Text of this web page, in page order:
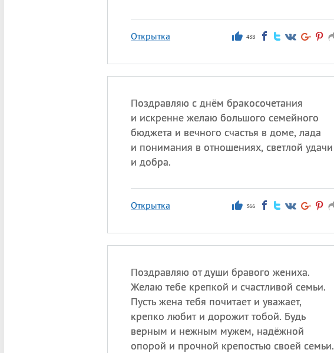
Открытка 438
Поздравляю с днём бракосочетания
и искренне желаю большого семейного
бюджета и вечного счастья в доме, лада
и понимания в отношениях, светлой удачи
и добра.
Открытка 366
Поздравляю от души бравого жениха.
Желаю тебе крепкой и счастливой семьи.
Пусть жена тебя почитает и уважает,
крепко любит и дорожит тобой. Будь
верным и нежным мужем, надёжной
опорой и прочной крепостью своей семьи.